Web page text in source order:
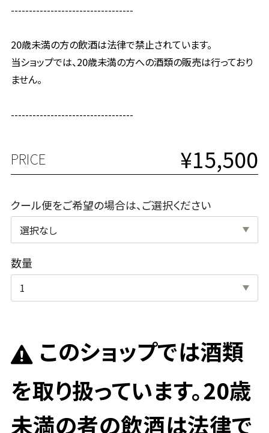
----------------------------------
20歳未満の方の飲酒は法律で禁止されています。
当ショップでは、20歳未満の方への酒類の販売は行っており
ません。
----------------------------------
PRICE ¥15,500
クール便をご希望の場合は、ご選択ください
数量
このショップでは酒類
を取り扱っています。20歳
未満の者の飲酒は法律で